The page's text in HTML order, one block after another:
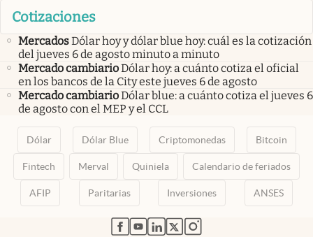
Cotizaciones
MercadosDólar hoy y dólar blue hoy: cuál es la cotización
del jueves 6 de agosto minuto a minuto
Mercado cambiarioDólar hoy: a cuánto cotiza el oficial
en los bancos de la City este jueves 6 de agosto
Mercado cambiarioDólar blue: a cuánto cotiza el jueves 6
de agosto con el MEP y el CCL
Dólar Dólar Blue Criptomonedas Bitcoin
Fintech Merval Quiniela Calendario de feriados
AFIP Paritarias Inversiones ANSES
abre en nueva pestaña
abre en nueva pestaña
abre en nueva pestaña
abre en nueva pestaña
abre en nueva pestaña